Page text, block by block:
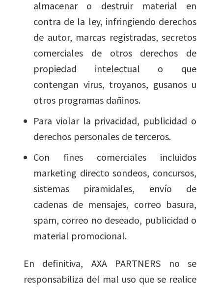
almacenar o destruir material en
contra de la ley, infringiendo derechos
de autor, marcas registradas, secretos
comerciales de otros derechos de
propiedad intelectual o que
contengan virus, troyanos, gusanos u
otros programas dañinos.
Para violar la privacidad, publicidad o
derechos personales de terceros.
Con fines comerciales incluidos
marketing directo sondeos, concursos,
sistemas piramidales, envío de
cadenas de mensajes, correo basura,
spam, correo no deseado, publicidad o
material promocional.
En definitiva, AXA PARTNERS no se
responsabiliza del mal uso que se realice